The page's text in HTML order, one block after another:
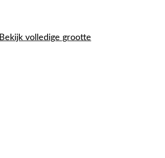
Bekijk volledige grootte